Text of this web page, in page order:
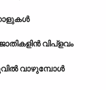
വിപ്ളവം
വാഴുമ്പോൾ